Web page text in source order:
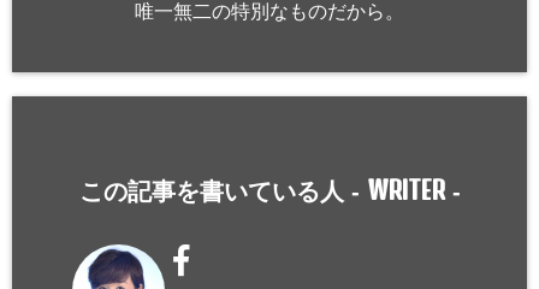
唯一無二の特別なものだから。
この記事を書いている人 - WRITER-